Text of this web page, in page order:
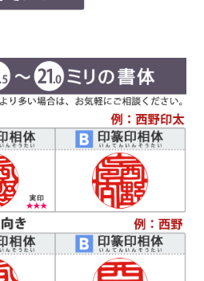
のが難しいのですが、独自の作風で文
げ、空間を埋めるデザインが特徴で
調の印影は、気品があり上品な印象で
野センスで全体のバランスを整え枠内